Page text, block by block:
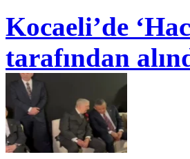
Kocaeli’de
tarafından